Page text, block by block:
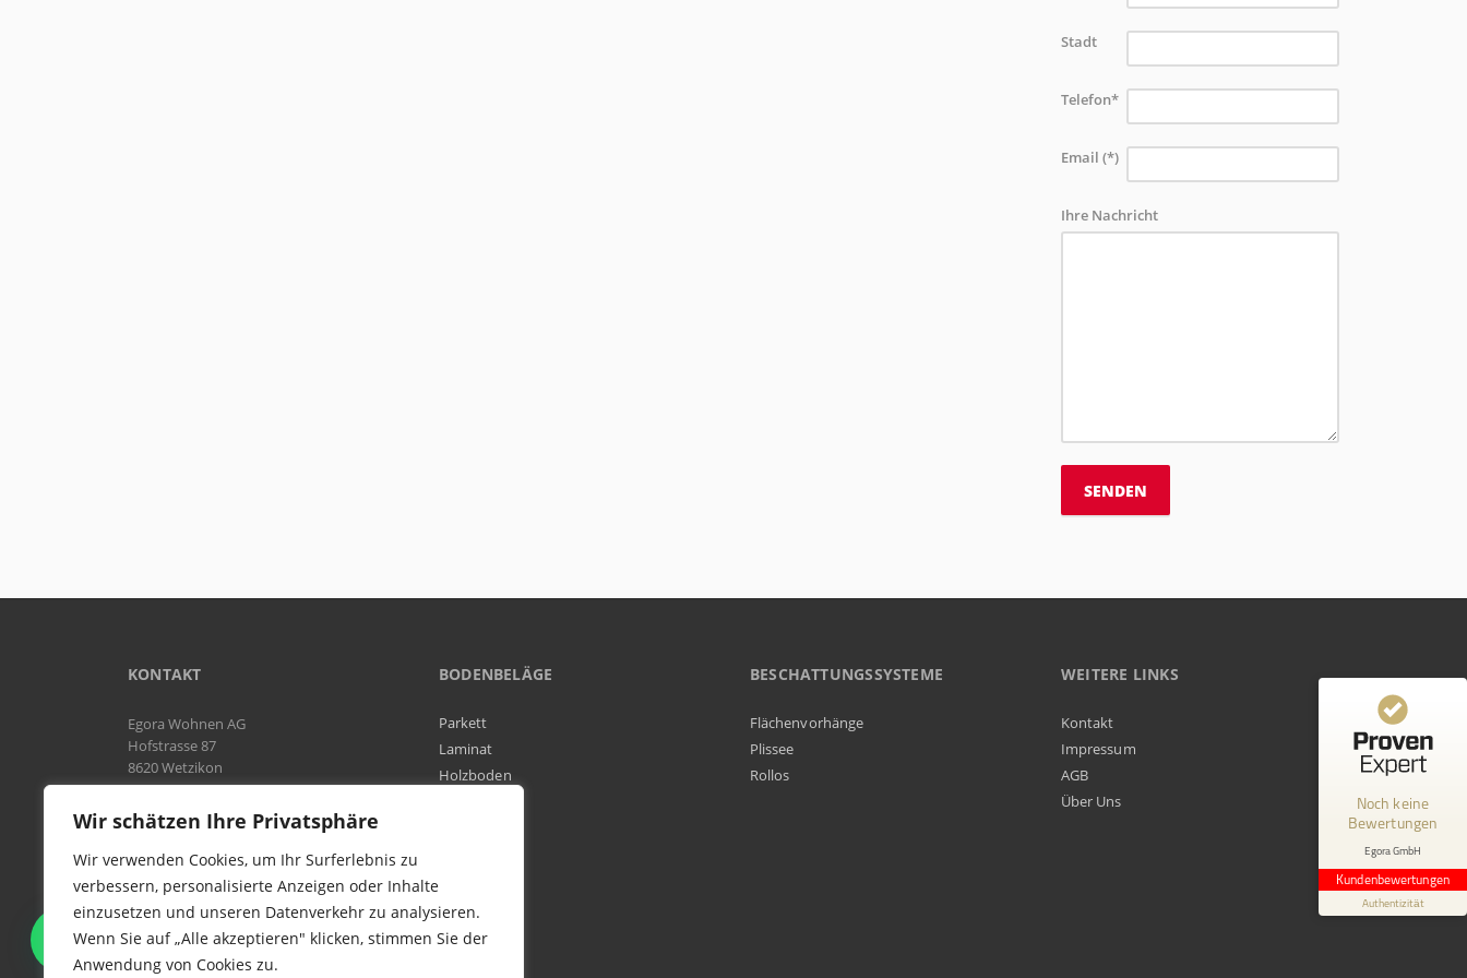
Wir schätzen Ihre Privatsphäre
Wir verwenden Cookies, um Ihr Surferlebnis zu
verbessern, personalisierte Anzeigen oder Inhalte
einzusetzen und unseren Datenverkehr zu analysieren.
Wenn Sie auf „Alle akzeptieren" klicken, stimmen Sie der
Anwendung von Cookies zu.
Stadt
Telefon*
Email (*)
Ihre Nachricht
KONTAKT
Egora Wohnen AG
Hofstrasse 87
8620 Wetzikon
Natel:
076 566 38 92
Tel:044 954 25 61
Mail:info@egora-bodenbelaege.ch
BODENBELÄGE
Parkett
Laminat
Holzboden
BESCHATTUNGSSYSTEME
Flächenvorhänge
Plissee
Rollos
WEITERE LINKS
Kontakt
Impressum
AGB
Über Uns
WIR SIND IN DER GESAMTEN
SCHWEIZ TÄTIG
Noch keine
Bewertungen
Egora GmbH
Kundenbewertungen
Authentizität
Kundenbewertungen und Erfahrungen zu
Erfahren Sie mehr über dieses Bewertungssiegel
1.1.1970